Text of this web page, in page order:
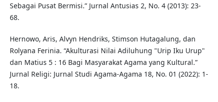
Sebagai Pusat Bermisi.” Jurnal Antusias 2, No. 4 (2013): 23-
68.
Hernowo, Aris, Alvyn Hendriks, Stimson Hutagalung, dan
Rolyana Ferinia. “Akulturasi Nilai Adiluhung "Urip Iku Urup"
dan Matius 5 : 16 Bagi Masyarakat Agama yang Kultural.”
Jurnal Religi: Jurnal Studi Agama-Agama 18, No. 01 (2022): 1-
18.